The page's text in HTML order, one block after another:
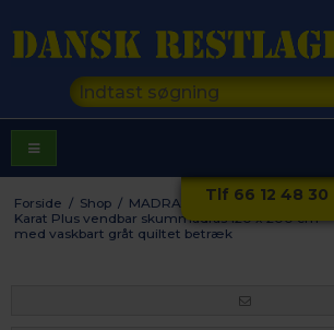
Tlf 66 12 48 30
Forside / Shop / MADRASSER / Skummadrasser
Karat Plus vendbar skummadras 120 x 200 cm
med vaskbart gråt quiltet betræk